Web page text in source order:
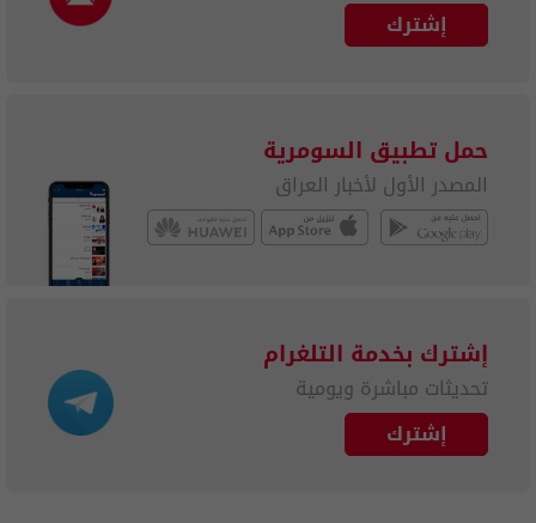
إشترك
حمل تطبيق السومرية
المصدر الأول لأخبار العراق
إشترك بخدمة التلغرام
تحديثات مباشرة ويومية
إشترك